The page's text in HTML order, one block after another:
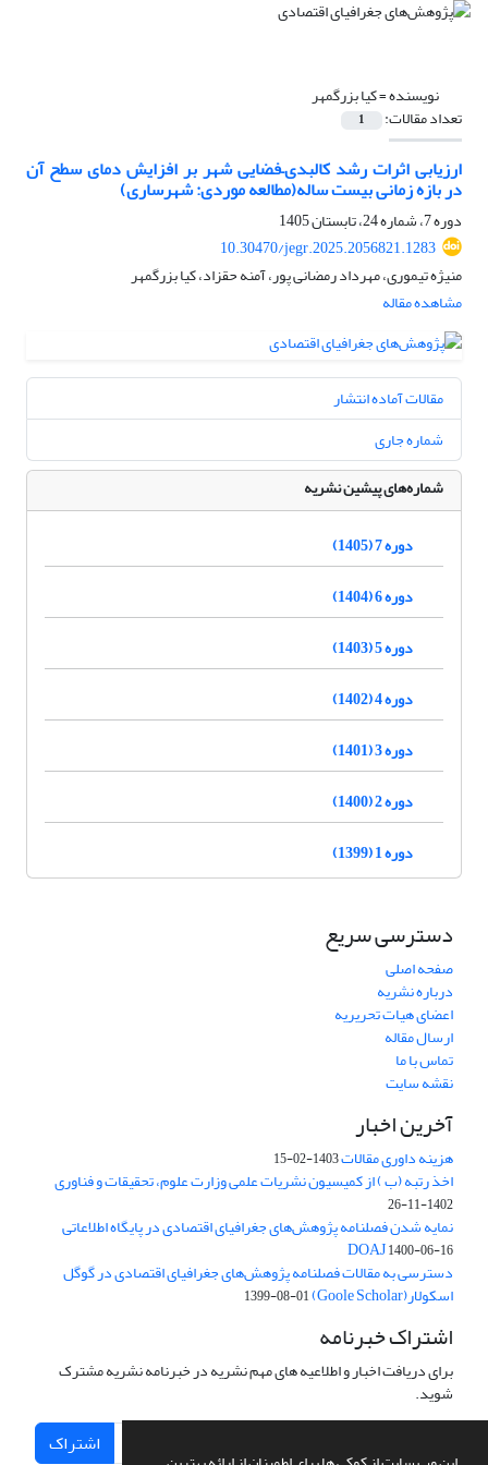
نویسنده =کیا بزرگمهر
تعداد مقالات: 1
ارزیابی اثرات رشد کالبدی–فضایی شهر بر افزایش دمای سطح آن
در بازه زمانی بیست ساله(مطالعه موردی: شهرساری)
دوره 7، شماره 24، تابستان 1405
10.30470/jegr.2025.2056821.1283
منیژه تیموری، مهرداد رمضانی پور، آمنه حقزاد، کیا بزرگمهر
مشاهده مقاله
مقالات آماده انتشار
شماره جاری
شماره‌های پیشین نشریه
دوره 7 (1405)
دوره 6 (1404)
دوره 5 (1403)
دوره 4 (1402)
دوره 3 (1401)
دوره 2 (1400)
دوره 1 (1399)
دسترسی سریع
صفحه اصلی
درباره نشریه
اعضای هیات تحریریه
ارسال مقاله
تماس با ما
نقشه سایت
آخرین اخبار
هزینه داوری مقالات1403-02-15
اخذ رتبه (ب ) از کمیسیون نشریات علمی وزارت علوم، تحقیقات و فناوری
1402-11-26
نمایه شدن فصلنامه پژوهش‌های جغرافیای اقتصادی در پایگاه اطلاعاتی
DOAJ1400-06-16
دسترسی به مقالات فصلنامه پژوهش‌های جغرافیای اقتصادی در گوگل
اسکولار(Goole Scholar) 1399-08-01
اشتراک خبرنامه
برای دریافت اخبار و اطلاعیه های مهم نشریه در خبرنامه نشریه مشترک
شوید.
اشتراک